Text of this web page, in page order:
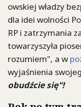
owskiej władzy
dla idei wolności
RP i zatrzymania
towarzyszyła
rozumiem", a w
wyjaśnienia
obudźcie się"!